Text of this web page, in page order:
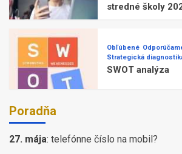
stredné školy
Obľúbené
Strategická
SWOT analýza
Poradňa
27. mája: telefónne číslo na mobil?